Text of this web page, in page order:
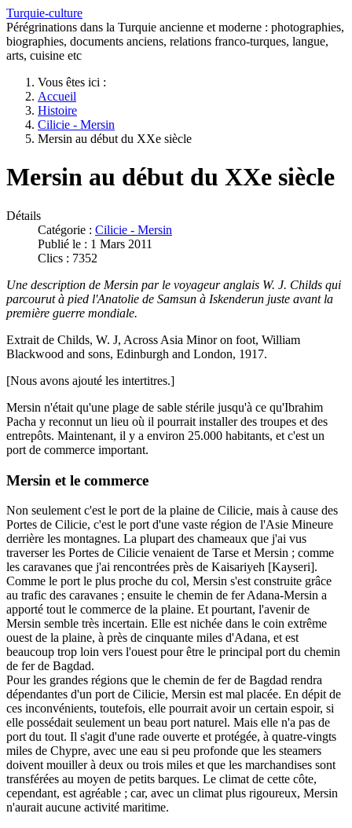
Turquie-culture
Pérégrinations dans la Turquie ancienne et moderne : photographies,
biographies, documents anciens, relations franco-turques, langue,
arts, cuisine etc
Vous êtes ici :
Accueil
Histoire
Cilicie - Mersin
Mersin au début du XXe siècle
Mersin au début du XXe siècle
Détails
Catégorie : Cilicie - Mersin
Publié le : 1 Mars 2011
Clics : 7352
Une description de Mersin par le voyageur anglais W. J. Childs qui
parcourut à pied l'Anatolie de Samsun à Iskenderun juste avant la
première guerre mondiale.
Extrait de Childs, W. J, Across Asia Minor on foot, William
Blackwood and sons, Edinburgh and London, 1917.
[Nous avons ajouté les intertitres.]
Mersin n'était qu'une plage de sable stérile jusqu'à ce qu'Ibrahim
Pacha y reconnut un lieu où il pourrait installer des troupes et des
entrepôts. Maintenant, il y a environ 25.000 habitants, et c'est un
port de commerce important.
Mersin et le commerce
Non seulement c'est le port de la plaine de Cilicie, mais à cause des
Portes de Cilicie, c'est le port d'une vaste région de l'Asie Mineure
derrière les montagnes. La plupart des chameaux que j'ai vus
traverser les Portes de Cilicie venaient de Tarse et Mersin ; comme
les caravanes que j'ai rencontrées près de Kaisariyeh [Kayseri].
Comme le port le plus proche du col, Mersin s'est construite grâce
au trafic des caravanes ; ensuite le chemin de fer Adana-Mersin a
apporté tout le commerce de la plaine. Et pourtant, l'avenir de
Mersin semble très incertain. Elle est nichée dans le coin extrême
ouest de la plaine, à près de cinquante miles d'Adana, et est
beaucoup trop loin vers l'ouest pour être le principal port du chemin
de fer de Bagdad.
Pour les grandes régions que le chemin de fer de Bagdad rendra
dépendantes d'un port de Cilicie, Mersin est mal placée. En dépit de
ces inconvénients, toutefois, elle pourrait avoir un certain espoir, si
elle possédait seulement un beau port naturel. Mais elle n'a pas de
port du tout. Il s'agit d'une rade ouverte et protégée, à quatre-vingts
miles de Chypre, avec une eau si peu profonde que les steamers
doivent mouiller à deux ou trois miles et que les marchandises sont
transférées au moyen de petits barques. Le climat de cette côte,
cependant, est agréable ; car, avec un climat plus rigoureux, Mersin
n'aurait aucune activité maritime.